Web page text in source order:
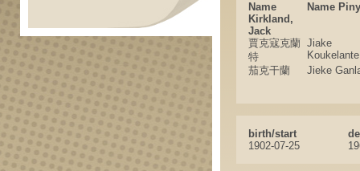
Name
Name
Kirkland,
Jack
賈克寇克蘭
特
Jiake
Koukelante
茄克干蘭
Jieke
birth/start
1902-07-25